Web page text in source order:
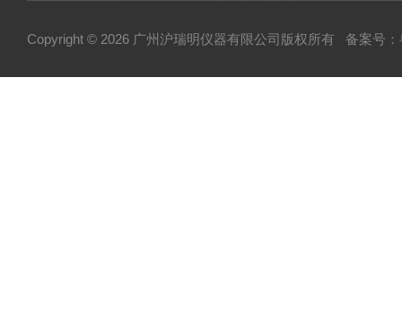
Copyright © 2026 广州沪瑞明仪器有限公司版权所有 备案号